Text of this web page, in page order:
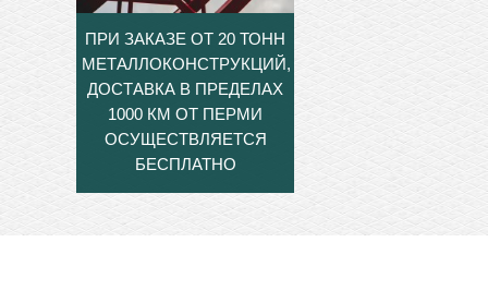
ПРИ ЗАКАЗЕ ОТ 20 ТОНН
МЕТАЛЛОКОНСТРУКЦИЙ,
ДОСТАВКА В ПРЕДЕЛАХ
1000 КМ ОТ ПЕРМИ
ОСУЩЕСТВЛЯЕТСЯ
БЕСПЛАТНО